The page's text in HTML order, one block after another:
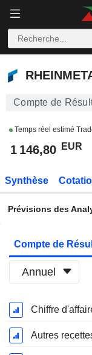
RHEINMETALL
Compte de
Temps réel estimé
1 146,80 EUR
Synthèse
Prévisions des
Compte de
Annuel
Période
Fiscale:
Décembre
Chiffre
Autres